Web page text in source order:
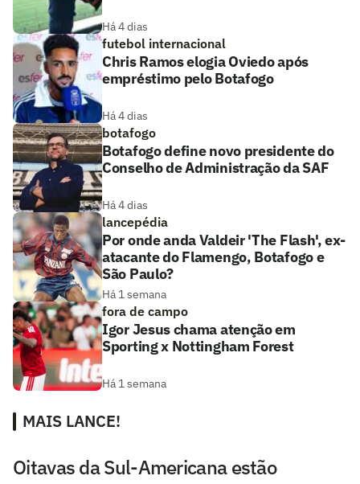
Há 4 dias
futebol internacional
Chris Ramos elogia Oviedo após
empréstimo pelo Botafogo
Há 4 dias
botafogo
Botafogo define novo presidente do
Conselho de Administração da SAF
Há 4 dias
lancepédia
Por onde anda Valdeir 'The Flash', ex-
atacante do Flamengo, Botafogo e
São Paulo?
Há 1 semana
fora de campo
Igor Jesus chama atenção em
Sporting x Nottingham Forest
Há 1 semana
MAIS LANCE!
Oitavas da Sul-Americana estão